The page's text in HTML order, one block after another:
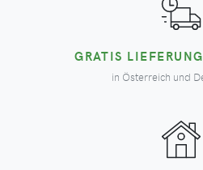
GRATIS
in Österreich und